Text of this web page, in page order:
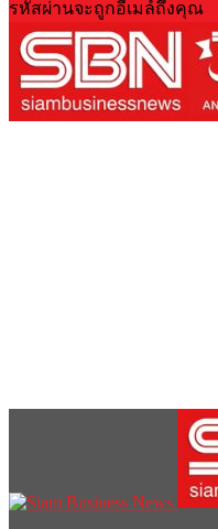
รหัสผ่านจะถูกอีเมล์ถึงคุณ